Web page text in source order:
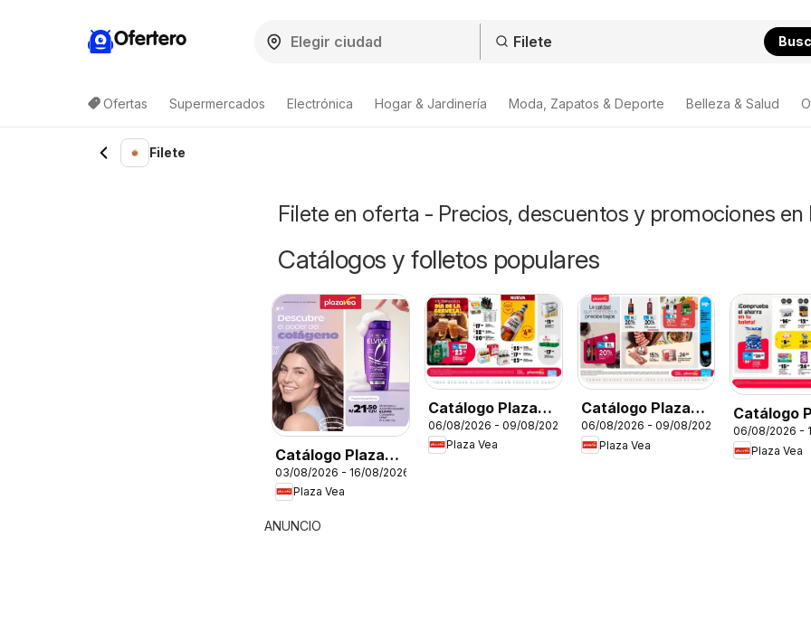
Ofertero
Ofertas Supermercados Electrónica Hogar & Jardinería Moda, Zapatos & Deporte Belleza & Salud
Filete
Filete en oferta - Precios, descuentos y promociones en
Catálogos y folletos populares
Catálogo Plaza
Vea - Especial
Cuidado del
Cabello
03/08/2026 - 16/08/2026
Plaza Vea
Catálogo Plaza
Vea - AVISO DÍA
DE LA CERVEZA
06/08/2026 - 09/08/2026
Plaza Vea
Catálogo Plaza
Vea - AVISO
TIENDAS
06/08/2026 - 09/08/2026
Plaza Vea
Catálogo
Vea -
BOMBA
06/08/2026 -
Plaza Vea
ANUNCIO